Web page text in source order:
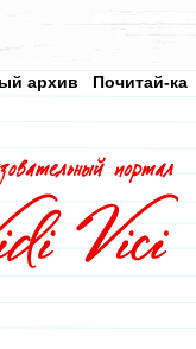
Почитай-ка
архив